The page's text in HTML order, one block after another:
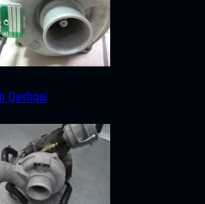
Qashqai